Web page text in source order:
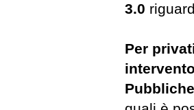
3.0
Per